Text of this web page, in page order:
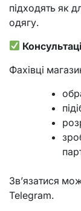
підходять як
одягу.
Фахівці
Зв’язатися
Telegram.